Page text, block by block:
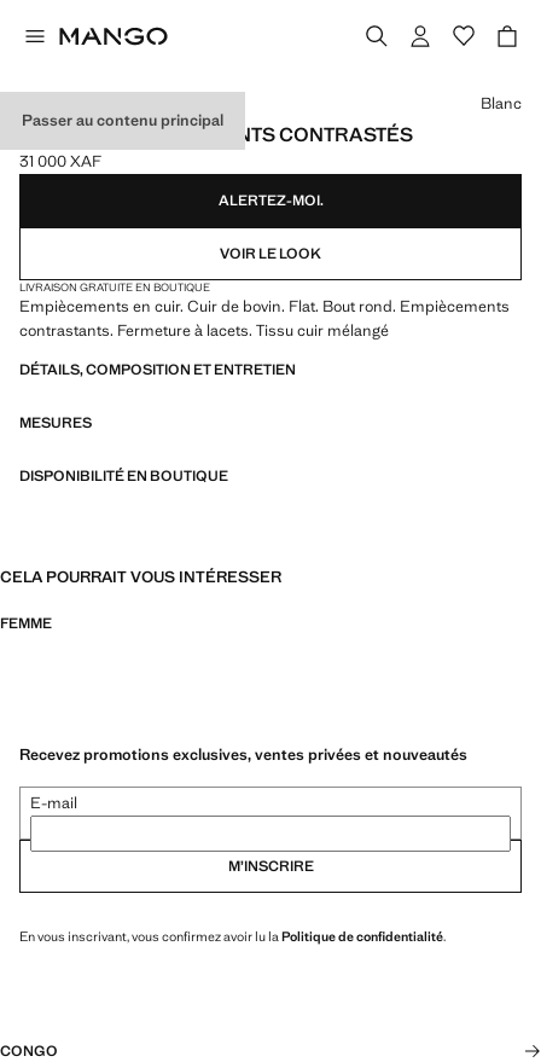
Passer au contenu principal
BASKETS EMPIÈCEMENTS CONTRASTÉS
Prix actuel [31 000 XAF ]
31 000 XAF
Choisissez une couleur
Blanc
ALERTEZ-MOI.
VOIR LE LOOK
LIVRAISON GRATUITE EN BOUTIQUE
Empiècements en cuir. Cuir de bovin. Flat. Bout rond. Empiècements
contrastants. Fermeture à lacets. Tissu cuir mélangé
DÉTAILS, COMPOSITION ET ENTRETIEN
MESURES
DISPONIBILITÉ EN BOUTIQUE
CELA POURRAIT VOUS INTÉRESSER
FEMME
Recevez promotions exclusives, ventes privées et nouveautés
E-mail
M’INSCRIRE
En vous inscrivant, vous confirmez avoir lu la Politique de confidentialité.
CONGO